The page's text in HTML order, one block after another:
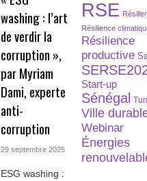
washing : l’art
de verdir la
corruption »,
par Myriam
Dami, experte
anti-
corruption
29 septembre 2025
ESG washing :
RSE
Résilience
Résilience
productive
Start-up
Sénégal
Ville
Webinar
Énergies